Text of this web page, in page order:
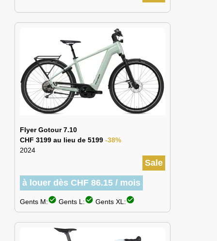
Flyer Gotour 7.10
CHF 3199 au lieu de 5199 -38%
2024
Sale
à louer dès CHF 86.15 / mois
Gents M:check_circle Gents L:check_circle Gents XL:check_circle